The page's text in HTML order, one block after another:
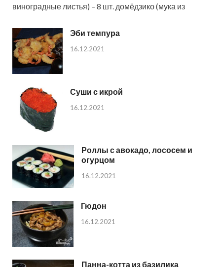
виноградные листья) – 8 шт. домёдзико (мука из
Эби темпура
16.12.2021
Суши с икрой
16.12.2021
Роллы с авокадо, лососем и
огурцом
16.12.2021
Гюдон
16.12.2021
Панна-котта из базилика